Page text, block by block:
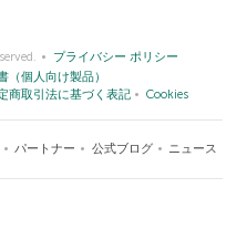
プライバシー ポリシー
（個人向け製品）
商取引法に基づく表記 Cookies
パートナー 公式ブログ ニュース